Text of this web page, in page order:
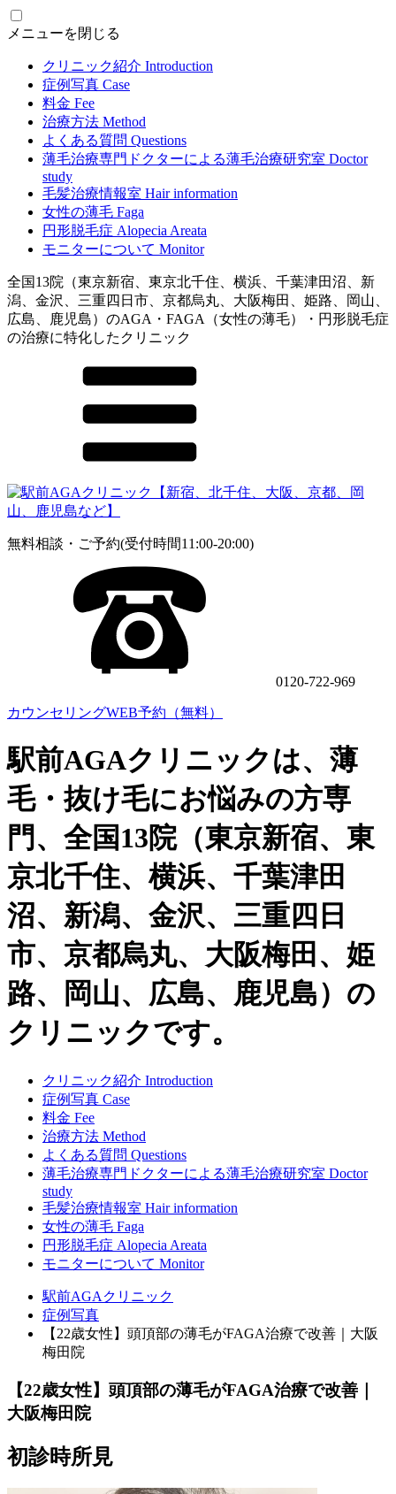
メニューを閉じる
クリニック紹介 Introduction
症例写真 Case
料金 Fee
治療方法 Method
よくある質問 Questions
薄毛治療専門ドクターによる薄毛治療研究室 Doctor
study
毛髪治療情報室 Hair information
女性の薄毛 Faga
円形脱毛症 Alopecia Areata
モニターについて Monitor
全国13院（東京新宿、東京北千住、横浜、千葉津田沼、新
潟、金沢、三重四日市、京都烏丸、大阪梅田、姫路、岡山、
広島、鹿児島）のAGA・FAGA（女性の薄毛）・円形脱毛症
の治療に特化したクリニック
無料相談・ご予約(受付時間11:00-20:00)
0120-722-969
カウンセリングWEB予約（無料）
駅前AGAクリニックは、薄
毛・抜け毛にお悩みの方専
門、全国13院（東京新宿、東
京北千住、横浜、千葉津田
沼、新潟、金沢、三重四日
市、京都烏丸、大阪梅田、姫
路、岡山、広島、鹿児島）の
クリニックです。
クリニック紹介 Introduction
症例写真 Case
料金 Fee
治療方法 Method
よくある質問 Questions
薄毛治療専門ドクターによる薄毛治療研究室 Doctor
study
毛髪治療情報室 Hair information
女性の薄毛 Faga
円形脱毛症 Alopecia Areata
モニターについて Monitor
駅前AGAクリニック
症例写真
【22歳女性】頭頂部の薄毛がFAGA治療で改善｜大阪
梅田院
【22歳女性】頭頂部の薄毛がFAGA治療で改善｜
大阪梅田院
初診時所見